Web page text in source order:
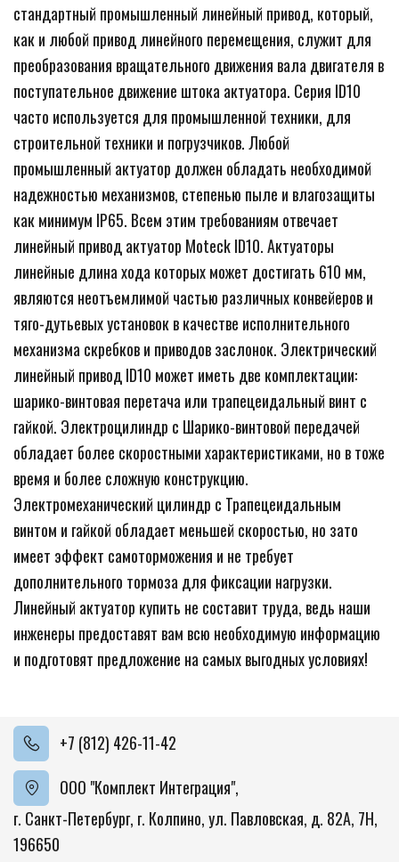
стандартный промышленный линейный привод, который,
как и любой привод линейного перемещения, служит для
преобразования вращательного движения вала двигателя в
поступательное движение штока актуатора. Серия ID10
часто используется для промышленной техники, для
строительной техники и погрузчиков. Любой
промышленный актуатор должен обладать необходимой
надежностью механизмов, степенью пыле и влагозащиты
как минимум IP65. Всем этим требованиям отвечает
линейный привод актуатор Moteck ID10. Актуаторы
линейные длина хода которых может достигать 610 мм,
являются неотъемлимой частью различных конвейеров и
тяго-дутьевых установок в качестве исполнительного
механизма скребков и приводов заслонок. Электрический
линейный привод ID10 может иметь две комплектации:
шарико-винтовая перетача или трапецеидальный винт с
гайкой. Электроцилиндр с Шарико-винтовой передачей
обладает более скоростными характеристиками, но в тоже
время и более сложную конструкцию.
Электромеханический цилиндр с Трапецеидальным
винтом и гайкой обладает меньшей скоростью, но зато
имеет эффект самоторможения и не требует
дополнительного тормоза для фиксации нагрузки.
Линейный актуатор купить не составит труда, ведь наши
инженеры предоставят вам всю необходимую информацию
и подготовят предложение на самых выгодных условиях!
ООО "Комплект Интеграция",
г. Санкт-Петербург, г. Колпино,ул. Павловская, д. 82А, 7Н,
196650
+7 (812) 426-11-42